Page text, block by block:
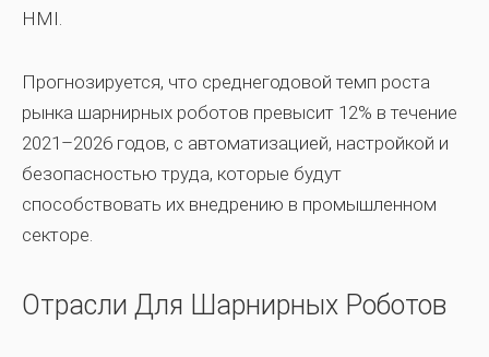
HMI.
Прогнозируется, что среднегодовой темп роста
рынка шарнирных роботов превысит 12% в течение
2021–2026 годов, с автоматизацией, настройкой и
безопасностью труда, которые будут
способствовать их внедрению в промышленном
секторе.
Отрасли Для Шарнирных Роботов